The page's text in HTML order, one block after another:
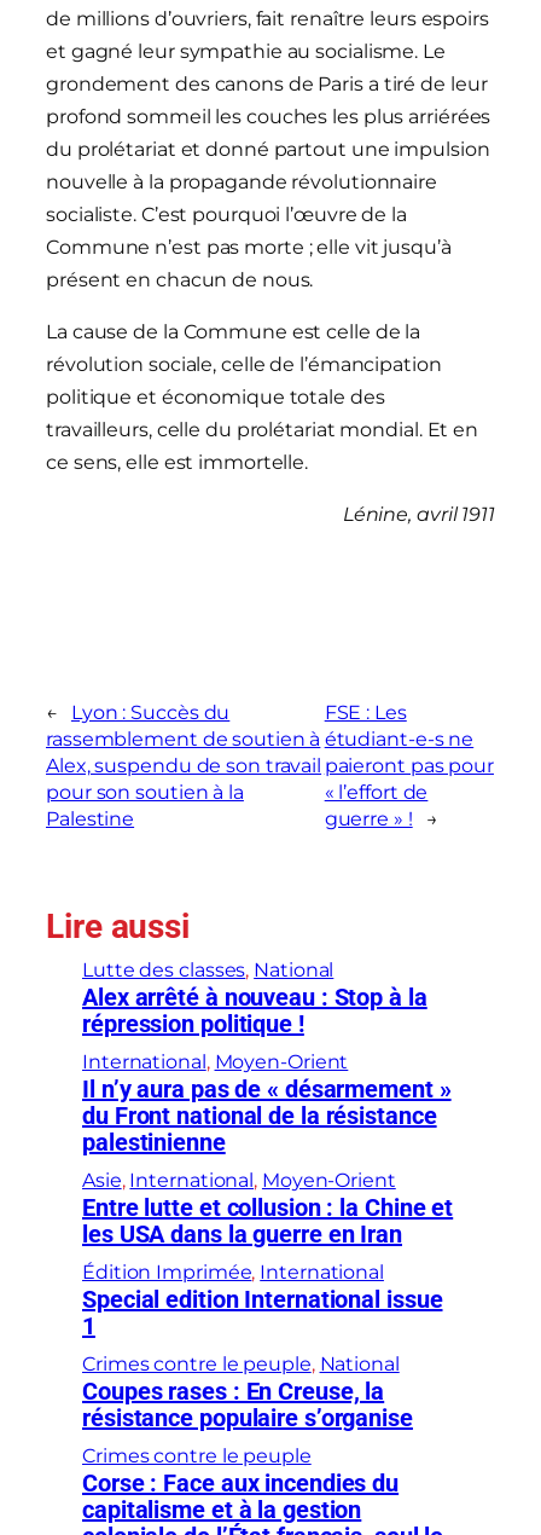
de millions d’ouvriers, fait renaître leurs espoirs
et gagné leur sympathie au socialisme. Le
grondement des canons de Paris a tiré de leur
profond sommeil les couches les plus arriérées
du prolétariat et donné partout une impulsion
nouvelle à la propagande révolutionnaire
socialiste. C’est pourquoi l’œuvre de la
Commune n’est pas morte ; elle vit jusqu’à
présent en chacun de nous.
La cause de la Commune est celle de la
révolution sociale, celle de l’émancipation
politique et économique totale des
travailleurs, celle du prolétariat mondial. Et en
ce sens, elle est immortelle.
Lénine, avril 1911
←
Lyon : Succès du
rassemblement de soutien à
Alex, suspendu de son travail
pour son soutien à la
Palestine
FSE : Les
étudiant-e-s ne
paieront pas pour
« l’effort de
guerre » !
→
Lire aussi
Lutte des classes, National
Alex arrêté à nouveau : Stop à la
répression politique !
International, Moyen-Orient
Il n’y aura pas de « désarmement »
du Front national de la résistance
palestinienne
Asie, International, Moyen-Orient
Entre lutte et collusion : la Chine et
les USA dans la guerre en Iran
Édition Imprimée, International
Special edition International issue
1
Crimes contre le peuple, National
Coupes rases : En Creuse, la
résistance populaire s’organise
Crimes contre le peuple
Corse : Face aux incendies du
capitalisme et à la gestion